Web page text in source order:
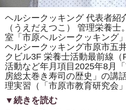
ヘルシークッキング 代表者紹
（うえだえつこ） 管理栄養
室「市原ヘルシークッキング
ヘルシークッキング市原市五
クビル3F 栄養士活動最前線
活動など年月項目2025年8月
房総太巻き寿司の歴史」の講
理実習（「市原市教育研究会」
▼続きを読む